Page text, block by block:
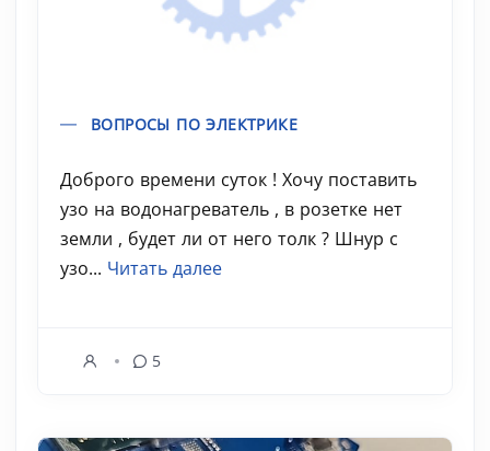
ВОПРОСЫ ПО ЭЛЕКТРИКЕ
Доброго времени суток ! Хочу поставить
узо на водонагреватель , в розетке нет
земли , будет ли от него толк ? Шнур с
узо... Читать далее
5